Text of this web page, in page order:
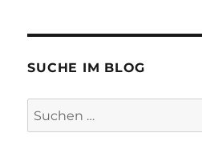
SUCHE IM BLOG
Suchen
nach: